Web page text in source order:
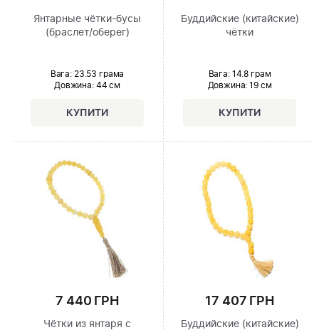
Янтарные чётки-бусы
(браслет/оберег)
Вага: 23.53 грама
Довжина:44 см
Буддийские (китайские)
чётки
Вага: 14.8 грам
Довжина: 19 см
7 440 ГРН
Чётки из янтаря с
17 407 ГРН
Буддийские (китайские)